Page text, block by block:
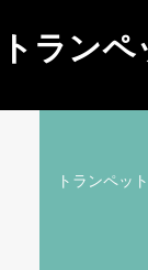
トラン
トランペッ